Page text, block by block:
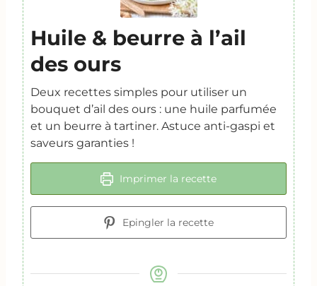
Huile & beurre à l’ail
des ours
Deux recettes simples pour utiliser un
bouquet d’ail des ours : une huile parfumée
et un beurre à tartiner. Astuce anti-gaspi et
saveurs garanties !
Imprimer la recette
Epingler la recette